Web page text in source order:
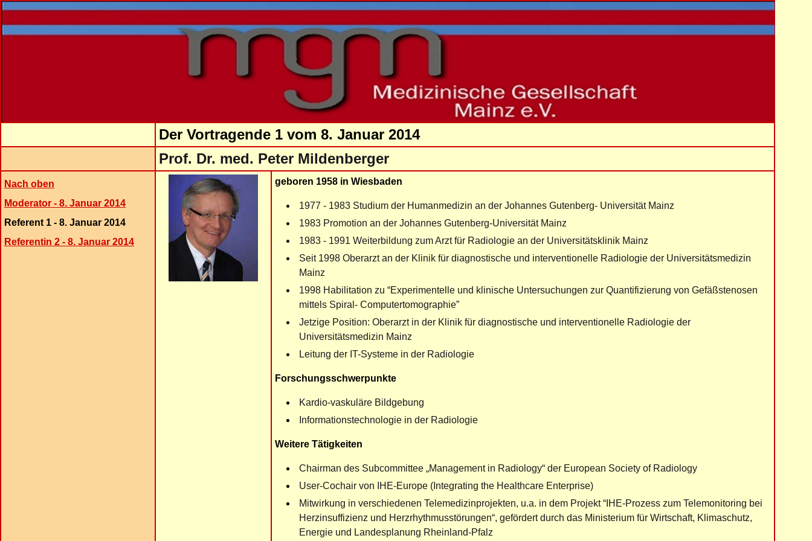
Der Vortragende 1 vom 8. Januar 2014
Prof. Dr. med. Peter Mildenberger
Nach oben
Moderator - 8. Januar 2014
Referent 1 - 8. Januar 2014
Referentin 2 - 8. Januar 2014
geboren 1958 in Wiesbaden
1977 - 1983 Studium der Humanmedizin an der Johannes Gutenberg- Universität Mainz
1983 Promotion an der Johannes Gutenberg-Universität Mainz
1983 - 1991 Weiterbildung zum Arzt für Radiologie an der Universitätsklinik Mainz
Seit 1998 Oberarzt an der Klinik für diagnostische und interventionelle Radiologie der Universitätsmedizin
Mainz
1998 Habilitation zu “Experimentelle und klinische Untersuchungen zur Quantifizierung von Gefäßstenosen
mittels Spiral- Computertomographie”
Jetzige Position: Oberarzt in der Klinik für diagnostische und interventionelle Radiologie der
Universitätsmedizin Mainz
Leitung der IT-Systeme in der Radiologie
Forschungsschwerpunkte
Kardio-vaskuläre Bildgebung
Informationstechnologie in der Radiologie
Weitere Tätigkeiten
Chairman des Subcommittee „Management in Radiology“ der European Society of Radiology
User-Cochair von IHE-Europe (Integrating the Healthcare Enterprise)
Mitwirkung in verschiedenen Telemedizinprojekten, u.a. in dem Projekt “IHE-Prozess zum Telemonitoring bei
Herzinsuffizienz und Herzrhythmusstörungen“, gefördert durch das Ministerium für Wirtschaft, Klimaschutz,
Energie und Landesplanung Rheinland-Pfalz